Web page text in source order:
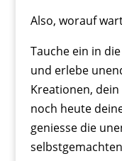
Also, worauf
Tauche ein in
und erlebe
Kreationen, dein
noch heute
geniesse die